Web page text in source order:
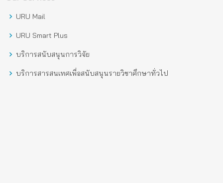
URU Mail
URU Smart Plus
บริการสนับสนุนการวิจัย
บริการสารสนเทศเพื่อสนับสนุนรายวิชาศึกษาทั่วไป